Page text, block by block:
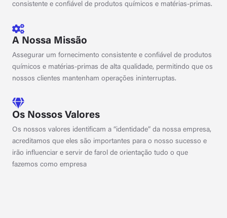
consistente e confiável de produtos químicos e matérias-primas.
A Nossa Missão
Assegurar um fornecimento consistente e confiável de produtos
químicos e matérias-primas de alta qualidade, permitindo que os
nossos clientes mantenham operações ininterruptas.
Os Nossos Valores
Os nossos valores identificam a “identidade” da nossa empresa,
acreditamos que eles são importantes para o nosso sucesso e
irão influenciar e servir de farol de orientação tudo o que
fazemos como empresa